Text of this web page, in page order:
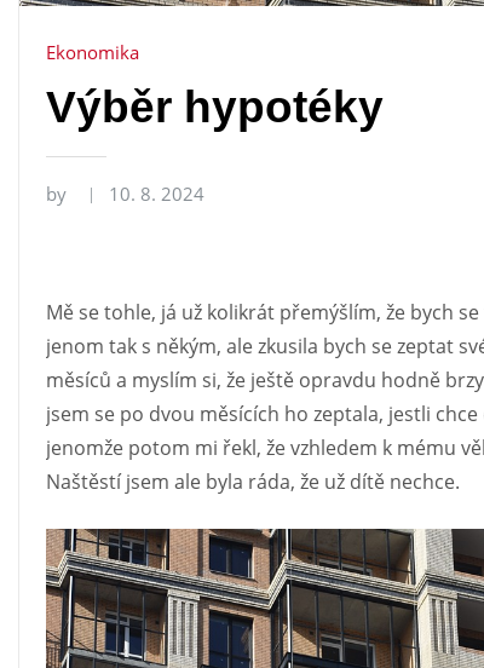
Ekonomika
Výběr hypotéky
by 10. 8. 2024
Mě se tohle, já už kolikrát přemýšlím, že bych
jenom tak s někým, ale zkusila bych se zeptat
měsíců a myslím si, že ještě opravdu hodně
jsem se po dvou měsících ho zeptala, jestli
jenomže potom mi řekl, že vzhledem k mému
Naštěstí jsem ale byla ráda, že už dítě nechce.